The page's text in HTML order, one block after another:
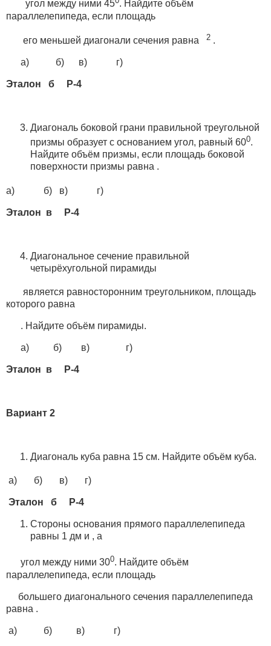
угол между ними 45 . Найдите объём
параллелепипеда, если площадь
его меньшей диагонали сечения равна 2 .
а) б) в) г)
Эталон б Р-4
Диагональ боковой грани правильной треугольной
призмы образует с основанием угол, равный 600.
Найдите объём призмы, если площадь боковой
поверхности призмы равна .
а) б) в) г)
Эталон в Р-4
Диагональное сечение правильной
четырёхугольной пирамиды
является равносторонним треугольником, площадь
которого равна
. Найдите объём пирамиды.
а) б) в) г)
Эталон в Р-4
Вариант 2
Диагональ куба равна 15 см. Найдите объём куба.
а) б) в) г)
Эталон б Р-4
Стороны основания прямого параллелепипеда
равны 1 дм и , а
угол между ними 300. Найдите объём
параллелепипеда, если площадь
большего диагонального сечения параллелепипеда
равна .
а) б) в) г)